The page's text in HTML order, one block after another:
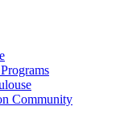
Community